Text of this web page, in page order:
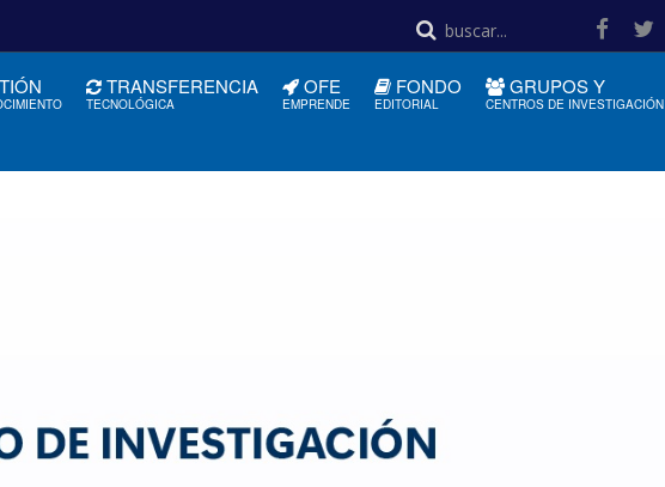
TRANSFERENCIA
TECNOLÓGICA
OFE
EMPRENDE
FONDO
EDITORIAL
GRUPOS Y
CENTROS DE INVESTIGACIÓN